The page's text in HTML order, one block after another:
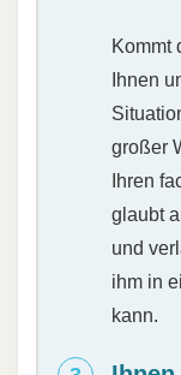
Kommt
Ihnen
großer
Ihren
glaubt
und
ihm in
kann.